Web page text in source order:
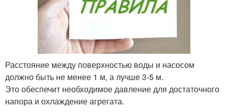
Расстояние между поверхностью воды и насосом
должно быть не менее 1 м, а лучше 3-5 м.
Это обеспечит необходимое давление для достаточного
напора и охлаждение агрегата.